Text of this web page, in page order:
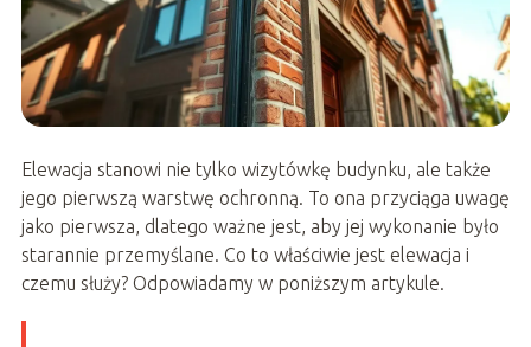
Elewacja stanowi nie tylko wizytówkę budynku, ale także
jego pierwszą warstwę ochronną. To ona przyciąga uwagę
jako pierwsza, dlatego ważne jest, aby jej wykonanie było
starannie przemyślane. Co to właściwie jest elewacja i
czemu służy? Odpowiadamy w poniższym artykule.